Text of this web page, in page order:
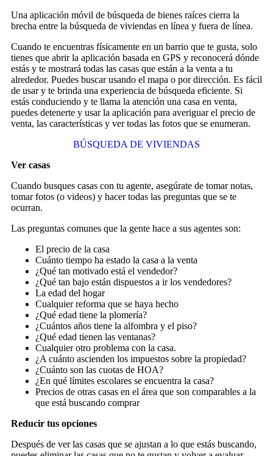
Una aplicación móvil de búsqueda de bienes raíces cierra la
brecha entre la búsqueda de viviendas en línea y fuera de línea.
Cuando te encuentras físicamente en un barrio que te gusta, solo
tienes que abrir la aplicación basada en GPS y reconocerá dónde
estás y te mostrará todas las casas que están a la venta a tu
alrededor. Puedes buscar usando el mapa o por dirección. Es fácil
de usar y te brinda una experiencia de búsqueda eficiente. Si
estás conduciendo y te llama la atención una casa en venta,
puedes detenerte y usar la aplicación para averiguar el precio de
venta, las características y ver todas las fotos que se enumeran.
BÚSQUEDA DE VIVIENDAS
Ver casas
Cuando busques casas con tu agente, asegúrate de tomar notas,
tomar fotos (o videos) y hacer todas las preguntas que se te
ocurran.
Las preguntas comunes que la gente hace a sus agentes son:
El precio de la casa
Cuánto tiempo ha estado la casa a la venta
¿Qué tan motivado está el vendedor?
¿Qué tan bajo están dispuestos a ir los vendedores?
La edad del hogar
Cualquier reforma que se haya hecho
¿Qué edad tiene la plomería?
¿Cuántos años tiene la alfombra y el piso?
¿Qué edad tienen las ventanas?
Cualquier otro problema con la casa.
¿A cuánto ascienden los impuestos sobre la propiedad?
¿Cuánto son las cuotas de HOA?
¿En qué límites escolares se encuentra la casa?
Precios de otras casas en el área que son comparables a la
que está buscando comprar
Reducir tus opciones
Después de ver las casas que se ajustan a lo que estás buscando,